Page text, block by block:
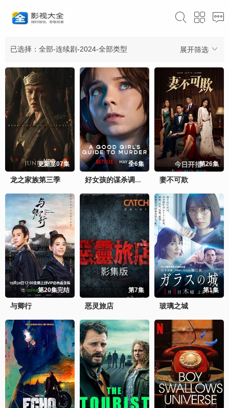
展开筛选
已选择：全部-连续剧-2024-全部类型
更新至07集
龙之家族第三季
全6集
好女孩的谋杀调查指南第二季
第26集
妻不可欺
第20集完结
与卿行
第7集
恶灵旅店
第1集
玻璃之城